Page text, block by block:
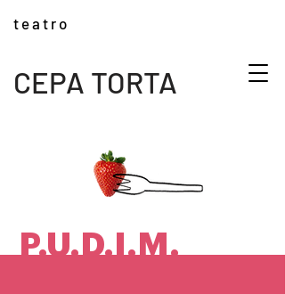
CEPA TORTA
t e a t r o
P.U.D.I.M.